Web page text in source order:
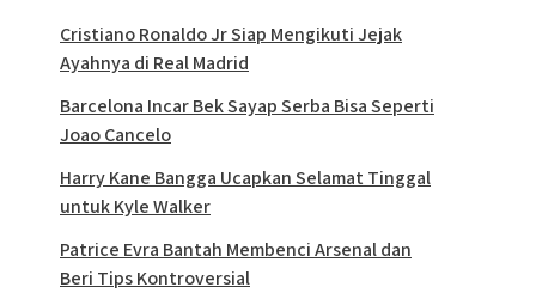
Cristiano Ronaldo Jr Siap Mengikuti Jejak
Ayahnya di Real Madrid
Barcelona Incar Bek Sayap Serba Bisa Seperti
Joao Cancelo
Harry Kane Bangga Ucapkan Selamat Tinggal
untuk Kyle Walker
Patrice Evra Bantah Membenci Arsenal dan
Beri Tips Kontroversial